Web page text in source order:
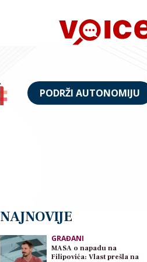
PODRŽI AUTONOMIJU
NAJNOVIJE
GRAĐANI
MASA o napadu na
Filipovića: Vlast prešla na